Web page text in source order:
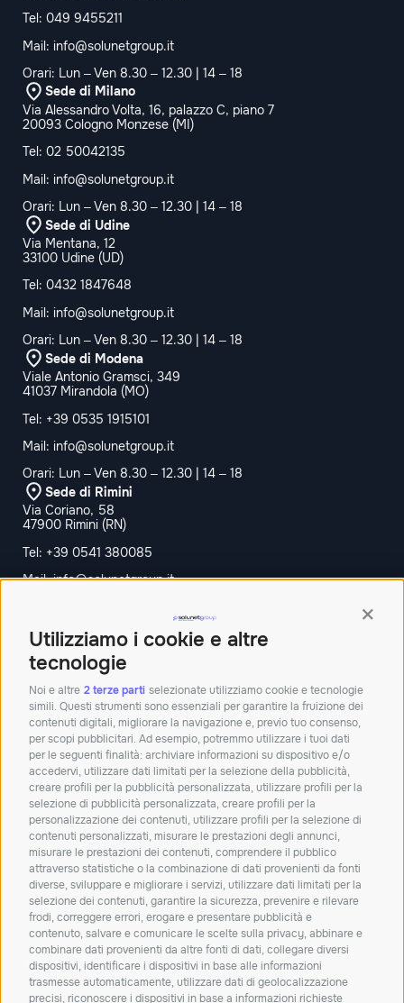
Utilizziamo i cookie e altre
tecnologie
Noi e altre 2 terze parti selezionate utilizziamo cookie e tecnologie
simili. Questi strumenti sono essenziali per garantire la fruizione dei
contenuti digitali, migliorare la navigazione e, previo tuo consenso,
per scopi pubblicitari. Ad esempio, potremmo utilizzare i tuoi dati
per le seguenti finalità: archiviare informazioni su dispositivo e/o
accedervi, utilizzare dati limitati per la selezione della pubblicità,
creare profili per la pubblicità personalizzata, utilizzare profili per la
selezione di pubblicità personalizzata, creare profili per la
personalizzazione dei contenuti, utilizzare profili per la selezione di
contenuti personalizzati, misurare le prestazioni degli annunci,
misurare le prestazioni dei contenuti, comprendere il pubblico
attraverso statistiche o la combinazione di dati provenienti da fonti
diverse, sviluppare e migliorare i servizi, utilizzare dati limitati per la
selezione dei contenuti, garantire la sicurezza, prevenire e rilevare
frodi, correggere errori, erogare e presentare pubblicità e
contenuto, salvare e comunicare le scelte sulla privacy, abbinare e
combinare dati provenienti da altre fonti di dati, collegare diversi
dispositivi, identificare i dispositivi in base alle informazioni
trasmesse automaticamente, utilizzare dati di geolocalizzazione
precisi, riconoscere i dispositivi in base a informazioni richieste
Tel: 049 9455211
Mail: info@solunetgroup.it
Orari: Lun – Ven 8.30 – 12.30 | 14 – 18
Sede di Milano
Via Alessandro Volta, 16, palazzo C, piano 7
20093 Cologno Monzese (MI)
Tel: 02 50042135
Mail: info@solunetgroup.it
Orari: Lun – Ven 8.30 – 12.30 | 14 – 18
Sede di Udine
Via Mentana, 12
33100 Udine (UD)
Tel: 0432 1847648
Mail: info@solunetgroup.it
Orari: Lun – Ven 8.30 – 12.30 | 14 – 18
Sede di Modena
Viale Antonio Gramsci, 349
41037 Mirandola (MO)
Tel: +39 0535 1915101
Mail: info@solunetgroup.it
Orari: Lun – Ven 8.30 – 12.30 | 14 – 18
Sede di Rimini
Via Coriano, 58
47900 Rimini (RN)
Tel: +39 0541 380085
Mail:info@solunetgroup.it
Palazzina Doganale,
40010 Bentivoglio BO
Tel:+390512913011
Mail:info@solunetgroup.it
Orari: Lun – Ven 8.30 – 12.30 | 14 – 18
Iscriviti alla nostra
newsletter!
Resta aggiornato su novità, soluzioni e
approfondimenti dal mondo IT.
Dichiaro di aver letto e accetto laprivacy policy
ISCRIVITI
Carta dei serviziQualità dei serviziConciliaWeb